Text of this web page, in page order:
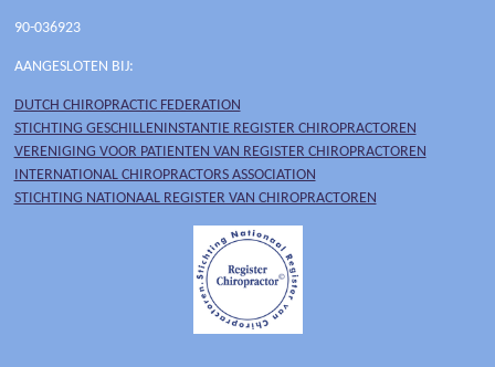
90-036923
AANGESLOTEN BIJ:
DUTCH CHIROPRACTIC FEDERATION
STICHTING GESCHILLENINSTANTIE REGISTER CHIROPRACTOREN
VERENIGING VOOR PATIENTEN VAN REGISTER CHIROPRACTOREN
INTERNATIONAL CHIROPRACTORS ASSOCIATION
STICHTING NATIONAAL REGISTER VAN CHIROPRACTOREN